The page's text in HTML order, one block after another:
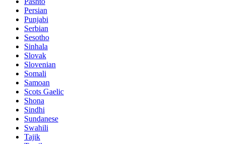
Persian
Punjabi
Serbian
Sesotho
Sinhala
Slovak
Slovenian
Somali
Samoan
Scots Gaelic
Shona
Sindhi
Sundanese
Swahili
Tajik